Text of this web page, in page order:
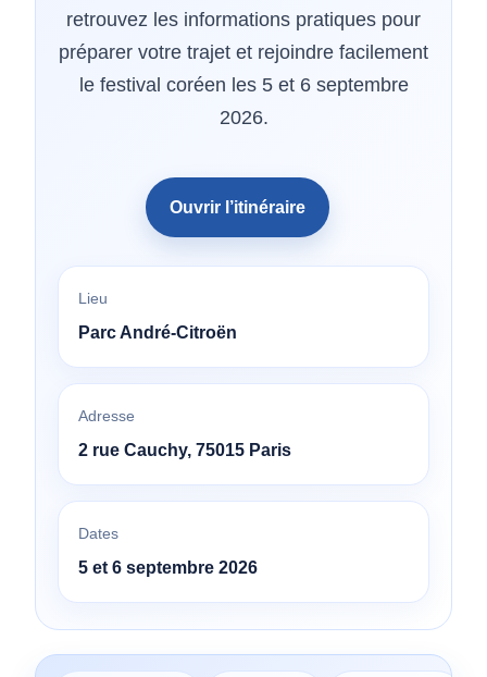
retrouvez les informations pratiques pour
préparer votre trajet et rejoindre facilement
le festival coréen les 5 et 6 septembre
2026.
Ouvrir l’itinéraire
Lieu
Parc André-Citroën
Adresse
2 rue Cauchy, 75015 Paris
Dates
5 et 6 septembre 2026